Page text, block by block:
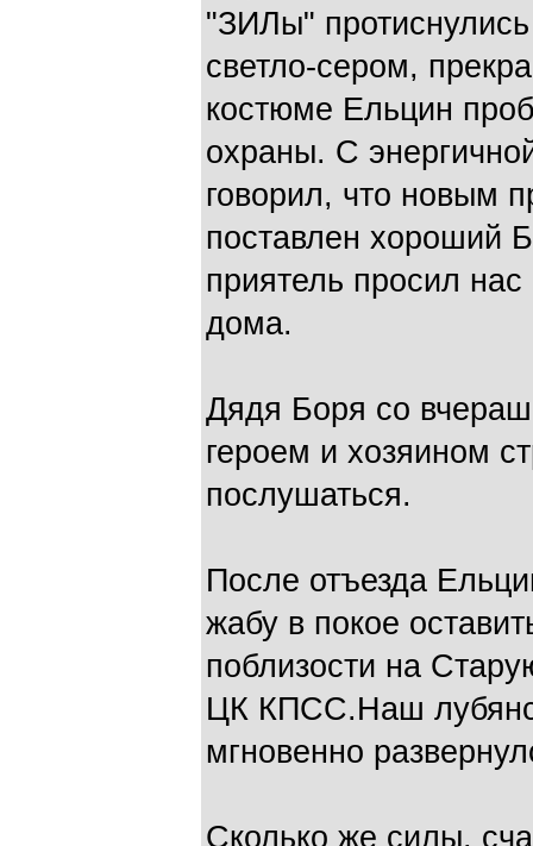
"ЗИЛы"
светло-сером,
костюме Ельцин
охраны. С
говорил, что новым
поставлен хороший
приятель просил нас
дома.
Дядя Боря со
героем и хозяином
послушаться.
После отъезда
жабу в покое
поблизости на
ЦК КПСС.Наш
мгновенно
Сколько же силы,